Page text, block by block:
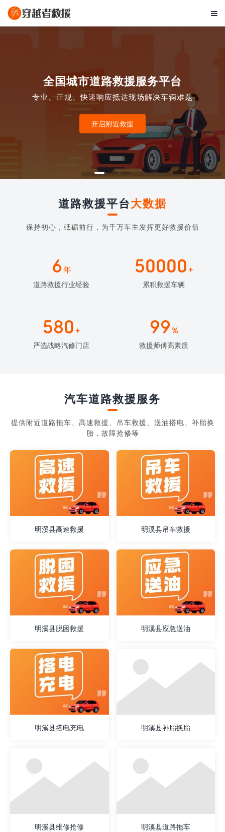

全国城市道路救援服务平台
专业、正规、快速响应抵达现场解决车辆难题
开启附近救援
道路救援平台大数据
保持初心，砥砺前行，为千万车主发挥更好救援价值
6年
道路救援行业经验
50000 +
累积救援车辆
580 +
严选战略汽修门店
99 %
救援师傅高素质
汽车道路救援服务
提供附近道路拖车、高速救援、吊车救援、送油搭电、补胎换
胎，故障抢修等
明溪县高速救援 明溪县吊车救援
明溪县脱困救援 明溪县应急送油
明溪县搭电充电 明溪县补胎换胎
明溪县维修抢修 明溪县道路拖车